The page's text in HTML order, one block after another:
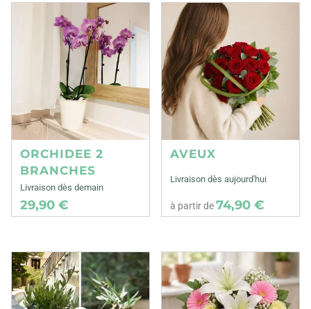
ORCHIDEE 2
BRANCHES
Livraison dès demain
29,90 €
AVEUX
Livraison dès aujourd'hui
à partir de74,90 €